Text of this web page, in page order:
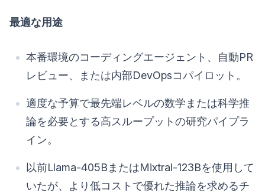
最適な用途
本番環境のコーディングエージェント、自動PR
レビュー、または内部DevOpsコパイロット。
適度な予算で最先端レベルの数学または科学推
論を必要とする高スループットの研究パイプラ
イン。
以前Llama-405BまたはMixtral-123Bを使用して
いたが、より低コストで優れた推論を求めるチ